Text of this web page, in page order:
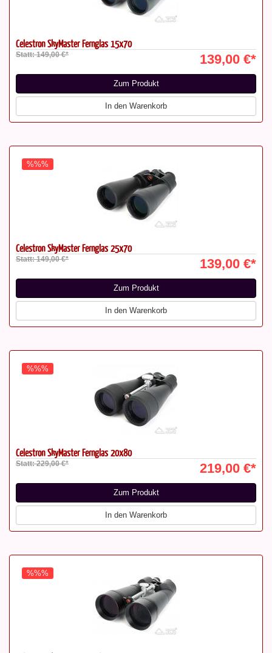
Celestron SkyMaster Fernglas 15x70
Statt: 149,00 €* 139,00 €*
Zum Produkt
In den Warenkorb
%%%
Celestron SkyMaster Fernglas 25x70
Statt: 149,00 €* 139,00 €*
Zum Produkt
In den Warenkorb
%%%
Celestron SkyMaster Fernglas 20x80
Statt: 229,00 €* 219,00 €*
Zum Produkt
In den Warenkorb
%%%